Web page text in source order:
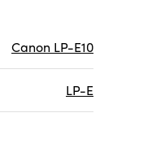
Canon LP-E10
LP-E